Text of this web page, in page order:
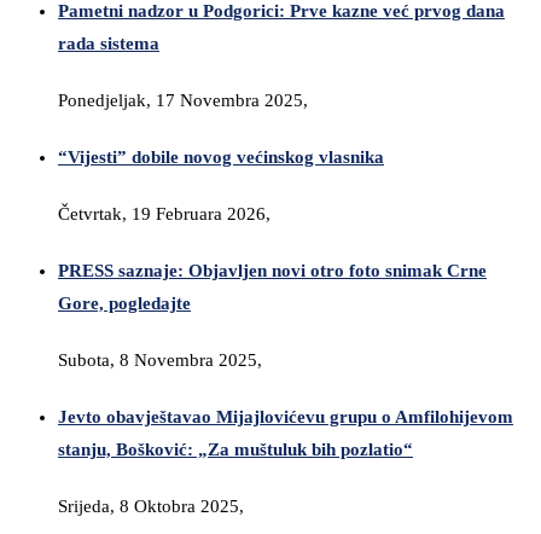
Pametni nadzor u Podgorici: Prve kazne već prvog dana
rada sistema
Ponedjeljak, 17 Novembra 2025,
“Vijesti” dobile novog većinskog vlasnika
Četvrtak, 19 Februara 2026,
PRESS saznaje: Objavljen novi otro foto snimak Crne
Gore, pogledajte
Subota, 8 Novembra 2025,
Jevto obavještavao Mijajlovićevu grupu o Amfilohijevom
stanju, Bošković: „Za muštuluk bih pozlatio“
Srijeda, 8 Oktobra 2025,